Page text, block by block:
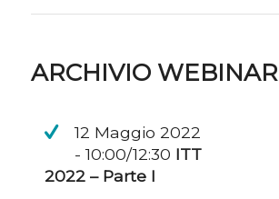
ARCHIVIO WEBINAR
12 Maggio 2022
- 10:00/12:30 ITT
2022 – Parte I